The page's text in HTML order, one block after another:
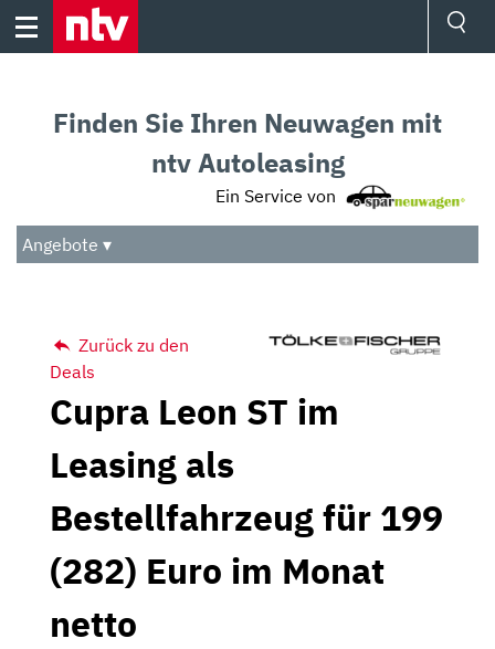
Skip
Audio
Das Beste
Finden Sie Ihren Neuwagen mit
ntv Autoleasing
Ein Service von
Angebote ▾
Zurück zu den
Deals
Cupra Leon ST im
Leasing als
Bestellfahrzeug für 199
(282) Euro im Monat
netto